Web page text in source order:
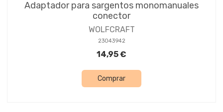
Adaptador para sargentos monomanuales
conector
WOLFCRAFT
23043942
14,95 €
Comprar